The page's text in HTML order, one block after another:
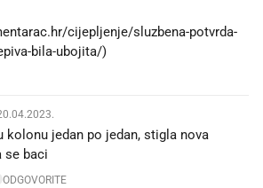
cijepljenje/sluzbena-potvrda-
bila-ubojita/)
kolonu jedan po jedan, stigla nova
se baci
ODGOVORITE